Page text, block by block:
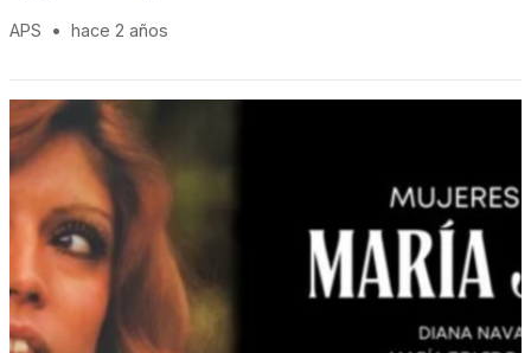
APS • hace 2 años